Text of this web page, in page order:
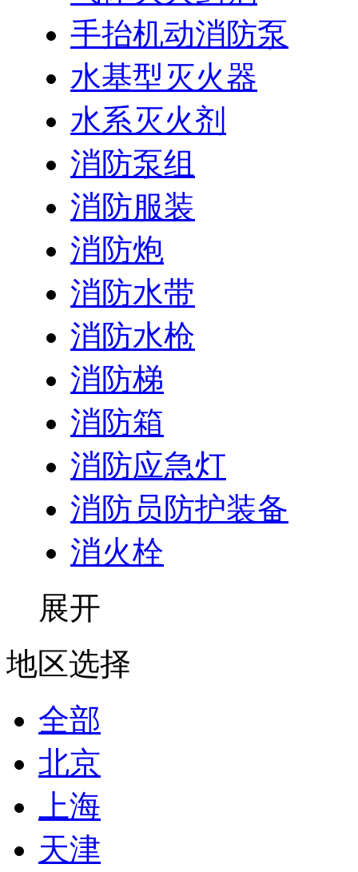
手抬机动消防泵
水基型灭火器
水系灭火剂
消防泵组
消防服装
消防炮
消防水带
消防水枪
消防梯
消防箱
消防应急灯
消防员防护装备
消火栓
展开
地区选择
全部
北京
上海
天津